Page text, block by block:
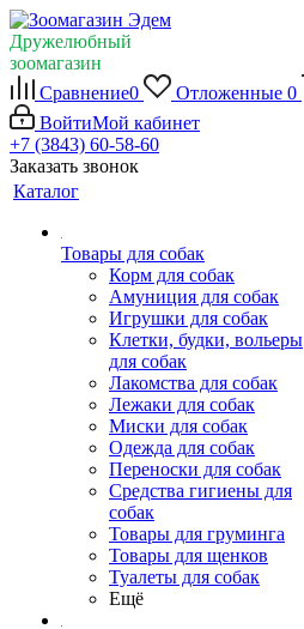
Дружелюбный
зоомагазин
Сравнение0 Отложенные 0
ВойтиМой кабинет
+7 (3843) 60-58-60
Заказать звонок
Каталог
Товары для собак
Корм для собак
Амуниция для собак
Игрушки для собак
Клетки, будки, вольеры
для собак
Лакомства для собак
Лежаки для собак
Миски для собак
Одежда для собак
Переноски для собак
Средства гигиены для
собак
Товары для груминга
Товары для щенков
Туалеты для собак
Ещё